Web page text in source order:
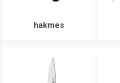
hakmes